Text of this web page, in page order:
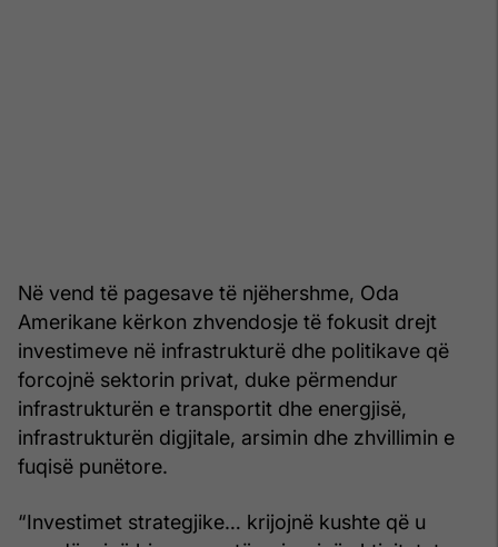
Në vend të pagesave të njëhershme, Oda
Amerikane kërkon zhvendosje të fokusit drejt
investimeve në infrastrukturë dhe politikave që
forcojnë sektorin privat, duke përmendur
infrastrukturën e transportit dhe energjisë,
infrastrukturën digjitale, arsimin dhe zhvillimin e
fuqisë punëtore.
“Investimet strategjike… krijojnë kushte që u